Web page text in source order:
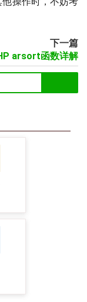
下一篇
arsort函数详解